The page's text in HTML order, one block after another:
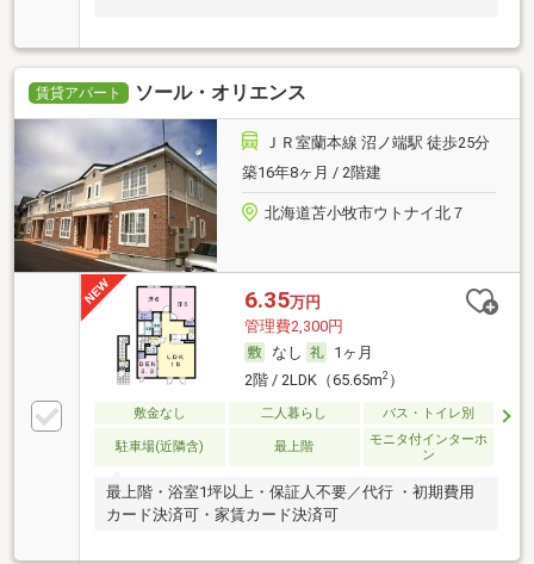
賃貸アパート ソール・オリエンス
ＪＲ室蘭本線 沼ノ端駅 徒歩25分
築16年8ヶ月 / 2階建
北海道苫小牧市ウトナイ北７
6.35万円
管理費2,300円
なし
1ヶ月
2階 / 2LDK（65.65m2）
敷金なし 二人暮らし バス・トイレ別
駐車場(近隣含) 最上階
モニタ付インターホ
ン
最上階・浴室1坪以上・保証人不要／代行 ・初期費用
カード決済可・家賃カード決済可